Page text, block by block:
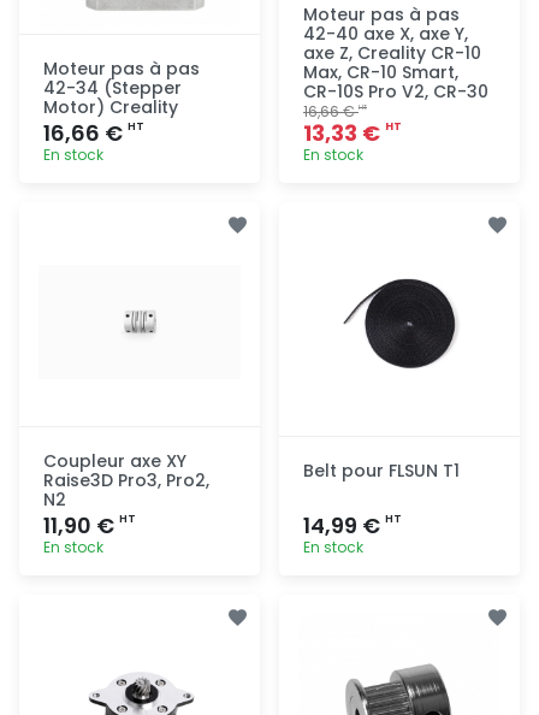
Moteur pas à pas
42-34 (Stepper
Motor) Creality
16,66 € HT
En stock
Moteur pas à pas
42-40 axe X, axe Y,
axe Z, Creality CR-10
Max, CR-10 Smart,
CR-10S Pro V2, CR-30
16,66 €HT
13,33 € HT
En stock
Coupleur axe XY
Raise3D Pro3, Pro2,
N2
11,90 € HT
En stock
Belt pour FLSUN T1
14,99 € HT
En stock